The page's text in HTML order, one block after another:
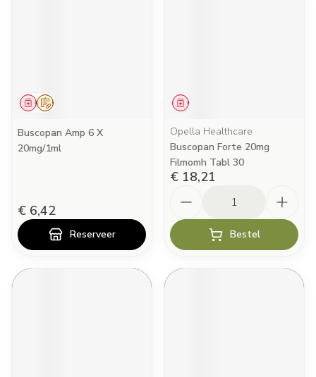
Op voorschrift
Geneesmiddel
Buscopan Amp 6 X
20mg/1ml
€ 6,42
Reserveer
Geneesmiddel
Opella Healthcare
Buscopan Forte 20mg
Filmomh Tabl 30
€ 18,21
Bestel